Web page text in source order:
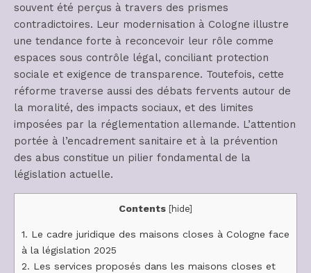
souvent été perçus à travers des prismes
contradictoires. Leur modernisation à Cologne illustre
une tendance forte à reconcevoir leur rôle comme
espaces sous contrôle légal, conciliant protection
sociale et exigence de transparence. Toutefois, cette
réforme traverse aussi des débats fervents autour de
la moralité, des impacts sociaux, et des limites
imposées par la réglementation allemande. L’attention
portée à l’encadrement sanitaire et à la prévention
des abus constitue un pilier fondamental de la
législation actuelle.
Contents [hide]
1. Le cadre juridique des maisons closes à Cologne face
à la législation 2025
2. Les services proposés dans les maisons closes et